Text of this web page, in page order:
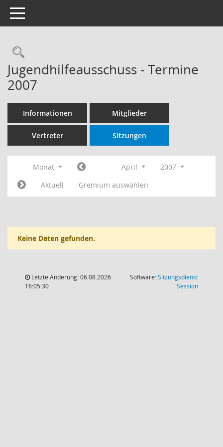
Toggle navigation
Rechercheauswahl
Jugendhilfeausschuss - Termine
2007
Informationen Mitglieder
Vertreter Sitzungen
Monat April
2007
Aktuell
Gremium auswählen
Keine Daten gefunden.
Letzte Änderung: 06.08.2026
16:05:30
Software:Sitzungsdienst
Session(Wird in